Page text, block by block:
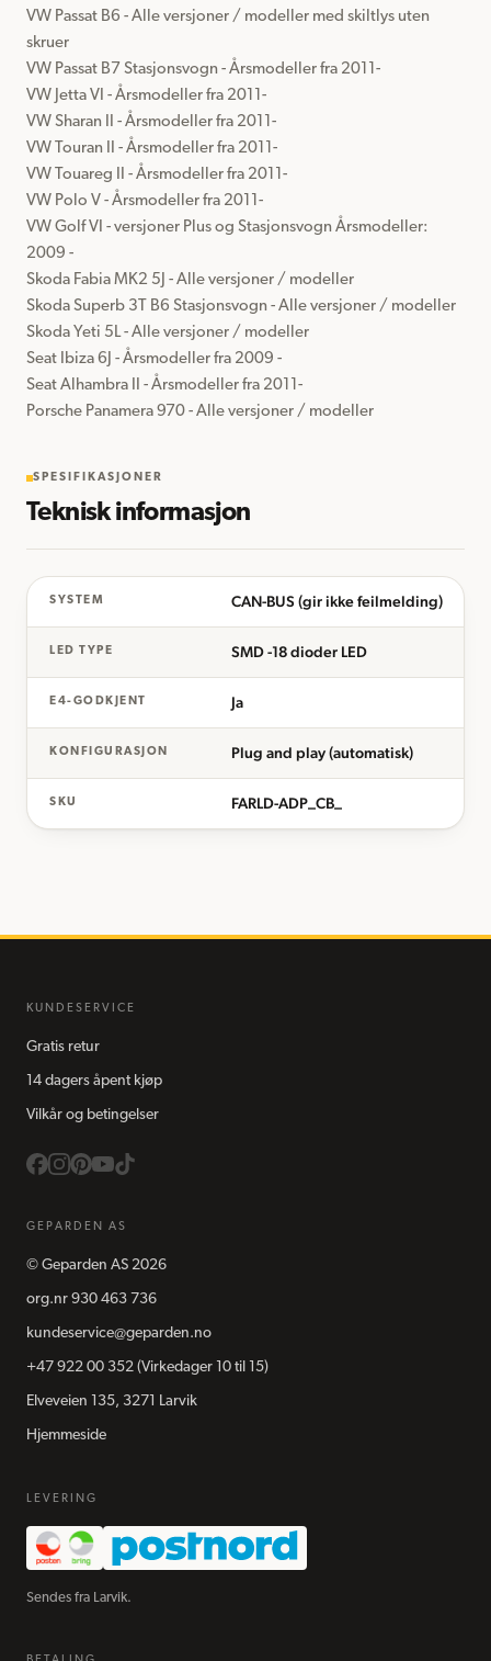
VW Passat B6 - Alle versjoner / modeller med skiltlys uten
skruer
VW Passat B7 Stasjonsvogn - Årsmodeller fra 2011-
VW Jetta VI - Årsmodeller fra 2011-
VW Sharan II - Årsmodeller fra 2011-
VW Touran II - Årsmodeller fra 2011-
VW Touareg II - Årsmodeller fra 2011-
VW Polo V - Årsmodeller fra 2011-
VW Golf VI - versjoner Plus og Stasjonsvogn Årsmodeller:
2009 -
Skoda Fabia MK2 5J - Alle versjoner / modeller
Skoda Superb 3T B6 Stasjonsvogn - Alle versjoner / modeller
Skoda Yeti 5L - Alle versjoner / modeller
Seat Ibiza 6J - Årsmodeller fra 2009 -
Seat Alhambra II - Årsmodeller fra 2011-
Porsche Panamera 970 - Alle versjoner / modeller
SPESIFIKASJONER
Teknisk informasjon
SYSTEM CAN-BUS (gir ikke feilmelding)
LED TYPE SMD -18 dioder LED
E4-GODKJENT Ja
KONFIGURASJON Plug and play (automatisk)
SKU FARLD-ADP_CB_
KUNDESERVICE
Gratis retur
14 dagers åpent kjøp
Vilkår og betingelser
GEPARDEN AS
© Geparden AS 2026
org.nr 930 463 736
kundeservice@geparden.no
+47 922 00 352 (Virkedager 10 til 15)
Elveveien 135, 3271 Larvik
Hjemmeside
LEVERING
Sendes fra Larvik.